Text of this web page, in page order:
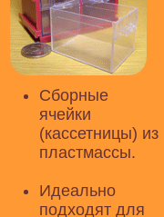
Сборные
ячейки
(кассетницы) из
пластмассы.
Идеально
подходят для